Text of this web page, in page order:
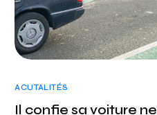
ACUTALITÉS
Il confie sa voiture